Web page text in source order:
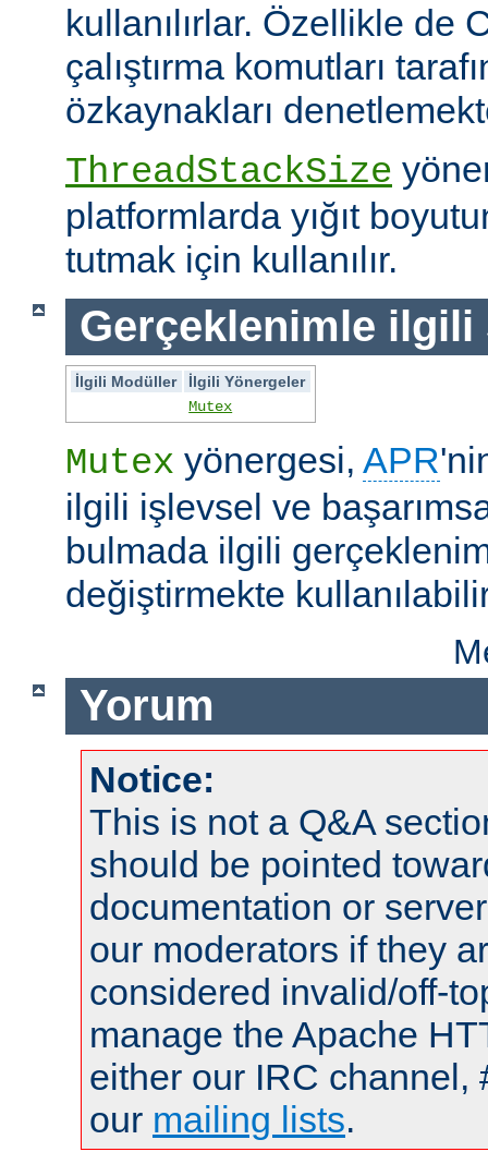
kullanılırlar. Özellikle de
çalıştırma komutları
özkaynakları
ThreadStackSize
platformlarda yığıt
tutmak için kullanılır.
Gerçeklenimle ilgili
İlgili Modüller
İlgili Yönergeler
Mutex
Mutex yönergesi, APR
ilgili işlevsel ve
bulmada ilgili
değiştirmekte
Yorum
Notice:
This is not a Q&A
should be pointed
documentation or
our moderators if they
considered invalid/off-
manage the Apache
either our IRC channel,
our mailing lists.